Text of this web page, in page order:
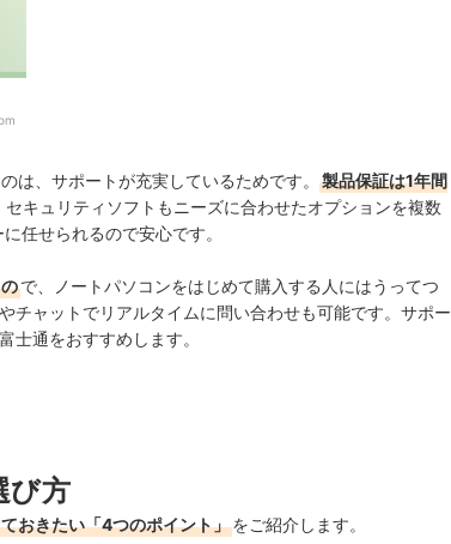
は、サポートが充実しているためです。
製品保証は1年間
セキュリティソフトもニーズに合わせたオプションを複数
任せられるので安心です。
で、ノートパソコンをはじめて購入する人にはうってつ
チャットでリアルタイムに問い合わせも可能です。サポー
士通をおすすめします。
び方
おきたい「4つのポイント」をご紹介します。